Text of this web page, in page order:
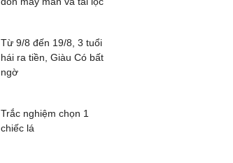
Từ 9/8 đến 19/8, 3 tuổi
hái ra tiền, Giàu Có bất
ngờ
Trắc nghiệm chọn 1
chiếc lá